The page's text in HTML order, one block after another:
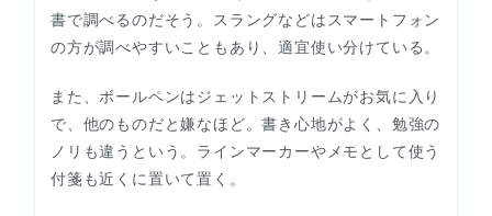
書で調べるのだそう。スラングなどはスマートフォン
の方が調べやすいこともあり、適宜使い分けている。
また、ボールペンはジェットストリームがお気に入り
で、他のものだと嫌なほど。書き心地がよく、勉強の
ノリも違うという。ラインマーカーやメモとして使う
付箋も近くに置いて置く。